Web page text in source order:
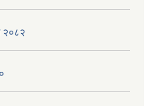
२०८२